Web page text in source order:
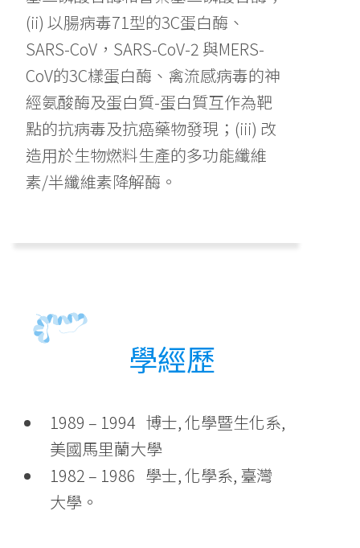
(ii) 以腸病毒71型的3C蛋白酶、
SARS-CoV，SARS-CoV-2 與MERS-
CoV的3C樣蛋白酶、禽流感病毒的神
經氨酸酶及蛋白質-蛋白質互作為靶
點的抗病毒及抗癌藥物發現；(iii) 改
造用於生物燃料生產的多功能纖維
素/半纖維素降解酶。
學經歷
1989 – 1994 博士, 化學暨生化系,
美國馬里蘭大學
1982 – 1986 學士, 化學系, 臺灣
大學。